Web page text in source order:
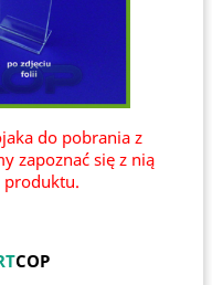
do pobrania z
zapoznać się z nią
produktu.
COP